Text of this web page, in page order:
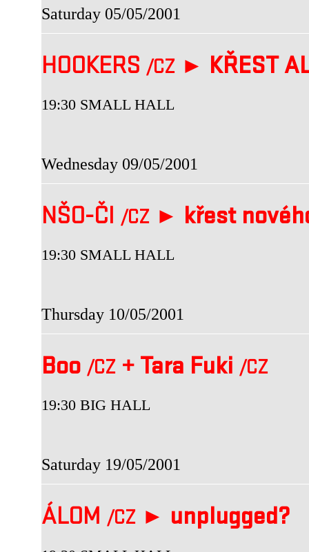
Saturday 05/05/2001
HOOKERS /CZ ► KŘEST
19:30 SMALL HALL
Wednesday 09/05/2001
NŠO-ČI /CZ ► křest
19:30 SMALL HALL
Thursday 10/05/2001
Boo /CZ + Tara Fuki /CZ
19:30 BIG HALL
Saturday 19/05/2001
ÁLOM /CZ ► unplugged?